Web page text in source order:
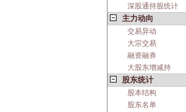
深股通持股统计
主力动向
交易异动
大宗交易
融资融券
大股东增减持
股东统计
股本结构
股东名单